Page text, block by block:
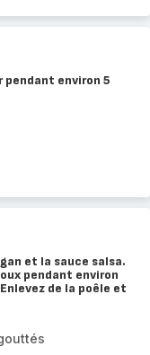
environ 5
et la sauce salsa.
pendant environ
de la poêle et